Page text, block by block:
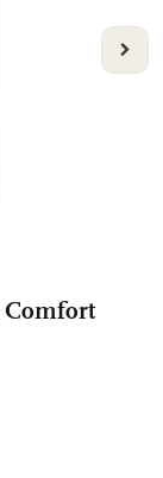
Comfort